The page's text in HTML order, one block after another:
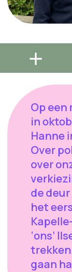
Op
in
Hanne
Over
over
de
het
‘ons’
gaan